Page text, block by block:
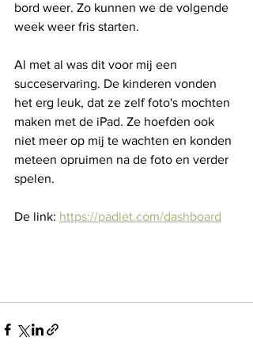
bord weer. Zo kunnen we de volgende
week weer fris starten.
Al met al was dit voor mij een
succeservaring. De kinderen vonden
het erg leuk, dat ze zelf foto's mochten
maken met de iPad. Ze hoefden ook
niet meer op mij te wachten en konden
meteen opruimen na de foto en verder
spelen.
De link: https://padlet.com/dashboard